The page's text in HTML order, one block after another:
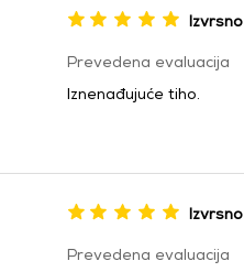
Izvrsno
Prevedena evaluacija
Iznenađujuće tiho.
Izvrsno
Prevedena evaluacija